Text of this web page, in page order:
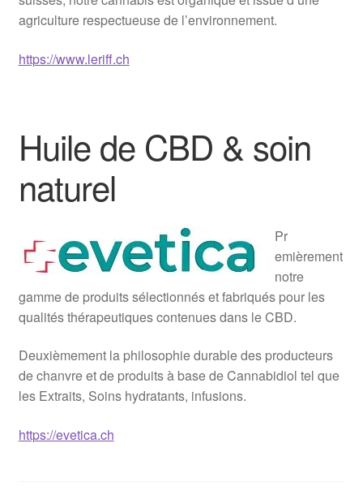
agriculture respectueuse de l’environnement.
https://www.leriff.ch
Huile de CBD & soin
naturel
Pr
emièrement
notre
gamme de produits sélectionnés et fabriqués pour les
qualités thérapeutiques contenues dans le CBD.
Deuxièmement la philosophie durable des producteurs
de chanvre et de produits à base de Cannabidiol tel que
les Extraits, Soins hydratants, infusions.
https://evetica.ch